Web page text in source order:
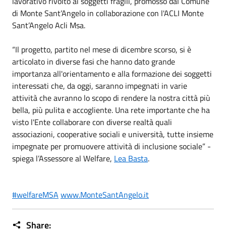
di Monte Sant’Angelo in collaborazione con l'ACLI Monte
Sant’Angelo Acli Msa.
“Il progetto, partito nel mese di dicembre scorso, si è
articolato in diverse fasi che hanno dato grande
importanza all'orientamento e alla formazione dei soggetti
interessati che, da oggi, saranno impegnati in varie
attività che avranno lo scopo di rendere la nostra città più
bella, più pulita e accogliente. Una rete importante che ha
visto l'Ente collaborare con diverse realtà quali
associazioni, cooperative sociali e università, tutte insieme
impegnate per promuovere attività di inclusione sociale” -
spiega l’Assessore al Welfare, Lea Basta.
#welfareMSA www.MonteSantAngelo.it
Share: